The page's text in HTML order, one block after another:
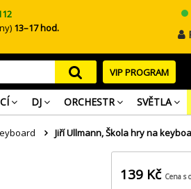
13–17 hod.
VIP PROGRAM
DJ ORCHESTR SVĚTLA
Jiří Ullmann, Škola hry na
139 Kč Cena s